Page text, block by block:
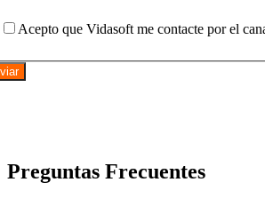
Acepto que Vidasoft me contacte por el
Preguntas Frecuentes